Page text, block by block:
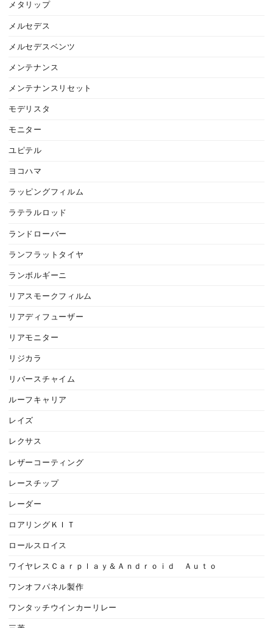
メタリップ
メルセデス
メルセデスベンツ
メンテナンス
メンテナンスリセット
モデリスタ
モニター
ユピテル
ヨコハマ
ラッピングフィルム
ラテラルロッド
ランドローバー
ランフラットタイヤ
ランボルギーニ
リアスモークフィルム
リアディフューザー
リアモニター
リジカラ
リバースチャイム
ルーフキャリア
レイズ
レクサス
レザーコーティング
レースチップ
レーダー
ロアリングＫＩＴ
ロールスロイス
ワイヤレスＣａｒｐｌａｙ＆Ａｎｄｒｏｉｄ Ａｕｔｏ
ワンオフパネル製作
ワンタッチウインカーリレー